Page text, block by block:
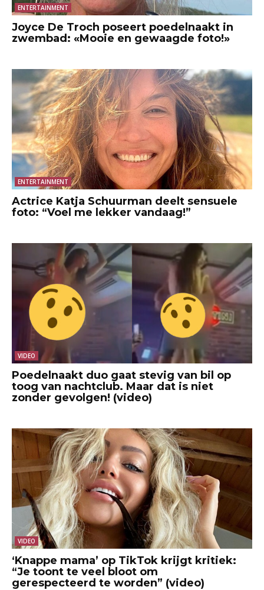
ENTERTAINMENT
Joyce De Troch poseert poedelnaakt in
zwembad: «Mooie en gewaagde foto!»
ENTERTAINMENT
Actrice Katja Schuurman deelt sensuele
foto: “Voel me lekker vandaag!”
VIDEO
Poedelnaakt duo gaat stevig van bil op
toog van nachtclub. Maar dat is niet
zonder gevolgen! (video)
VIDEO
‘Knappe mama’ op TikTok krijgt kritiek:
“Je toont te veel bloot om
gerespecteerd te worden” (video)